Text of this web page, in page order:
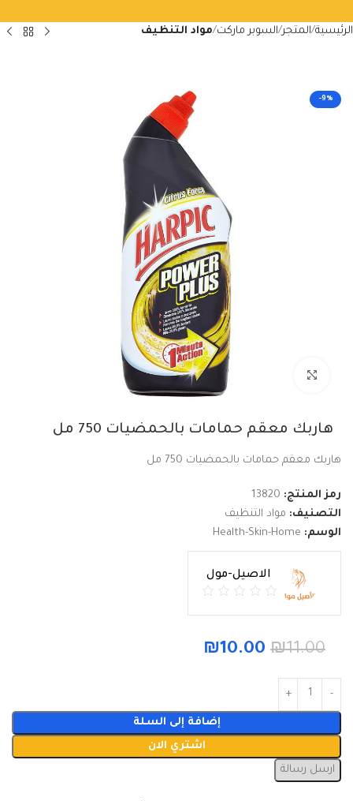
الرئيسية المتجر السوبر ماركت مواد التنظيف
-9%
Click to enlarge
هاربك معقم حمامات بالحمضيات 750 مل
هاربك معقم حمامات بالحمضيات 750 مل
رمز المنتج: 13820
التصنيف: مواد التنظيف
الوسم: Health-Skin-Home
الاصيل-مول
₪11.00
₪10.00
إضافة إلى السلة
اشتري الان
ارسل رسالة